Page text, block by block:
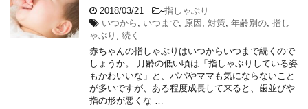
2018/03/21 -指しゃぶり
いつから
いつまで 原因 対策 年齢別の 指し
ゃぶり
続く
赤ちゃんの指しゃぶりはいつからいつまで続くので
しょうか。 月齢の低い頃は「指しゃぶりしている姿
もかわいいな」と、パパやママも気にならないこと
が多いですが、ある程度成長して来ると、歯並びや
指の形が悪くな …